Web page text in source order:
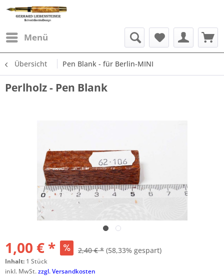
Menü
Übersicht Pen Blank - für Berlin-MINI
Perlholz - Pen Blank
1,00 € * 2,40 € * (58,33% gespart)
Inhalt: 1 Stück
inkl. MwSt.zzgl. Versandkosten